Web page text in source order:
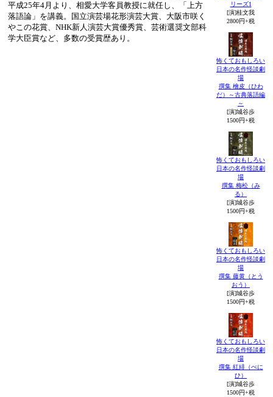
平成25年4月より、相愛大学客員教授に就任し、「上方
落語論」を講義。国立演芸場花形演芸大賞、大阪市咲く
やこの花賞、NHK新人演芸大賞優秀賞、芸術選奨文部科
学大臣賞など、多数の受賞歴あり。
リーズ1
[演]桂文我
2800円+税
怖くておもしろい
日本の名作怪談劇
場
撰集 檜皮（ひわ
だ）～古典落語編
～
[演]城谷歩
1500円+税
怖くておもしろい
日本の名作怪談劇
場
撰集 梅松（み
る）
[演]城谷歩
1500円+税
怖くておもしろい
日本の名作怪談劇
場
撰集 藤黄（とう
おう）
[演]城谷歩
1500円+税
怖くておもしろい
日本の名作怪談劇
場
撰集 紅緋（べに
ひ）
[演]城谷歩
1500円+税